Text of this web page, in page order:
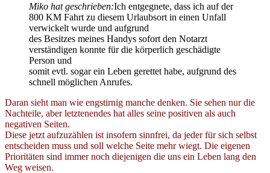
Miko hat geschrieben:Ich entgegnete, dass ich auf der
800 KM Fahrt zu diesem Urlaubsort in einen Unfall
verwickelt wurde und aufgrund
des Besitzes meines Handys sofort den Notarzt
verständigen konnte für die körperlich geschädigte
Person und
somit evtl. sogar ein Leben gerettet habe, aufgrund des
schnell möglichen Anrufes.
Daran sieht man wie engstirnig manche denken. Sie sehen nur die
Nachteile, aber letztenendes hat alles seine positiven als auch
negativen Seiten.
Diese jetzt aufzuzählen ist insofern sinnfrei, da jeder für sich selbst
entscheiden muss und soll welche Seite mehr wiegt. Die eigenen
Prioritäten sind immer noch diejenigen die uns ein Leben lang den
Weg weisen.